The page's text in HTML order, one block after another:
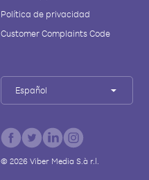
Política de privacidad
Customer Complaints Code
Español
© 2026Viber Media S.à r.l.